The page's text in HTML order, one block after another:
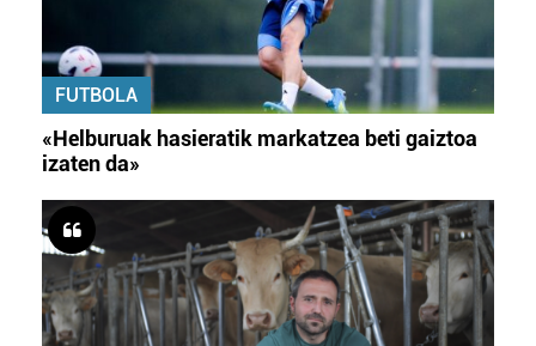
FUTBOLA
«Helburuak hasieratik markatzea beti gaiztoa
izaten da»